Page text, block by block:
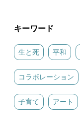
キーワード
生と死 平和
コラボレーション
子育て アート